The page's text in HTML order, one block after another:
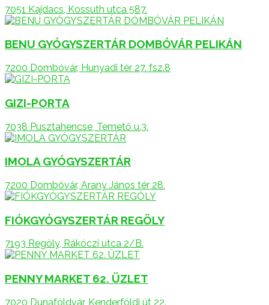
7051 Kajdacs, Kossuth utca 587.
BENU GYÓGYSZERTÁR DOMBÓVÁR PELIKÁN
7200 Dombóvár, Hunyadi tér 27. fsz.8
GIZI-PORTA
7038 Pusztahencse, Temető u.3.
IMOLA GYÓGYSZERTÁR
7200 Dombóvár, Arany János tér 28.
FIÓKGYÓGYSZERTÁR REGÖLY
7193 Regöly, Rákóczi utca 2/B.
PENNY MARKET 62. ÜZLET
7020 Dunaföldvár, Kenderföldi út 22.